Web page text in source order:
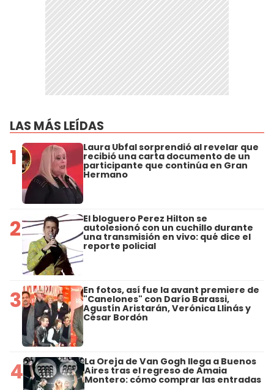
LAS MÁS LEÍDAS
1 Laura Ubfal sorprendió al revelar que
recibió una carta documento de un
participante que continúa en Gran
Hermano
2 El bloguero Perez Hilton se
autolesionó con un cuchillo durante
una transmisión en vivo: qué dice el
reporte policial
3 En fotos, así fue la avant premiere de
"Canelones" con Darío Barassi,
Agustín Aristarán, Verónica Llinás y
César Bordón
4 La Oreja de Van Gogh llega a Buenos
Aires tras el regreso de Amaia
Montero: cómo comprar las entradas